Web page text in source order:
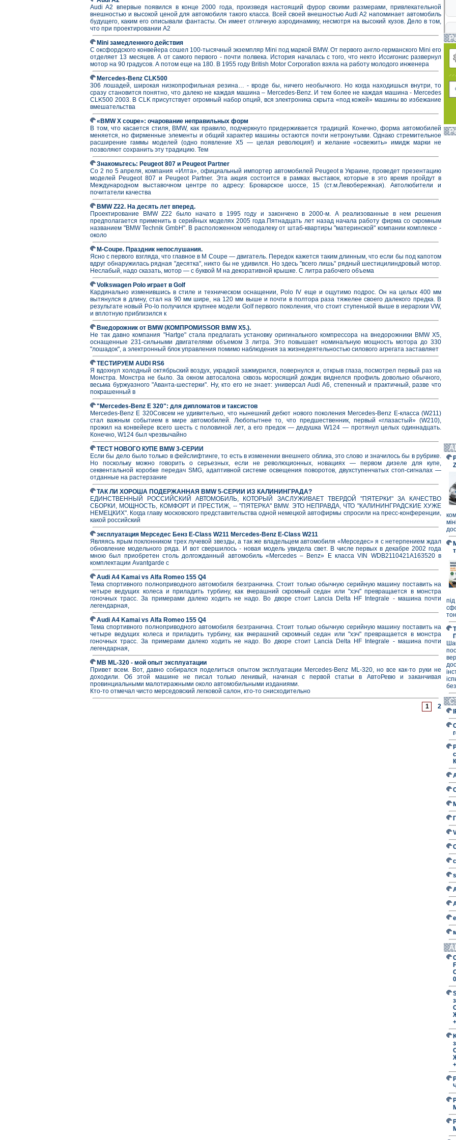
Audi A2 впервые появился в конце 2000 года, произведя настоящий фурор своими размерами, привлекательной
внешностью и высокой ценой для автомобиля такого класса. Всей своей внешностью Audi A2 напоминает автомобиль
будущего, каким его описывали фантасты. Он имеет отличную аэродинамику, несмотря на высокий кузов. Дело в том,
что при проектировании А2
Mini замедленного действия
С оксфордского конвейера сошел 100-тысячный экземпляр Mini под маркой BMW. От первого англо-германского Mini его
отделяет 13 месяцев. А от самого первого - почти полвека. История началась с того, что некто Иссигонис развернул
мотор на 90 градусов. А потом еще на 180. В 1955 году British Motor Corporation взяла на работу молодого инженера
Mercedes-Benz CLK500
306 лошадей, широкая низкопрофильная резина… - вроде бы, ничего необычного. Но когда находишься внутри, то
сразу становится понятно, что далеко не каждая машина – Mercedes-Benz. И тем более не каждая машина - Mercedes
CLK500 2003. В CLK присутствует огромный набор опций, вся электроника скрыта «под кожей» машины во избежание
вмешательства
«BMW X coupe»: очарование неправильных форм
В том, что касается стиля, BMW, как правило, подчеркнуто придерживается традиций. Конечно, форма автомобилей
меняется, но фирменные элементы и общий характер машины остаются почти нетронутыми. Однако стремительное
расширение гаммы моделей (одно появление X5 — целая революция!) и желание «освежить» имидж марки не
позволяют сохранить эту традицию. Тем
Знакомьтесь: Peugeot 807 и Peugeot Partner
Со 2 по 5 апреля, компания «Илта», официальный импортер автомобилей Peugeot в Украине, проведет презентацию
моделей Peugeot 807 и Peugeot Partner. Эта акция состоится в рамках выставок, которые в это время пройдут в
Международном выставочном центре по адресу: Броварское шоссе, 15 (ст.м.Левобережная). Автолюбители и
почитатели качества
BMW Z22. На десять лет вперед.
Проектирование BMW Z22 было начато в 1995 году и закончено в 2000-м. А реализованные в нем решения
предполагается применить в серийных моделях 2005 года.Пятнадцать лет назад начала работу фирма со скромным
названием "BMW Technik GmbH". В расположенном неподалеку от штаб-квартиры "материнской" компании комплексе -
около
M-Coupe. Праздник непослушания.
Ясно с первого взгляда, что главное в M Coupe — двигатель. Передок кажется таким длинным, что если бы под капотом
вдруг обнаружилась рядная "десятка", никто бы не удивился. Но здесь "всего лишь" рядный шестицилиндровый мотор.
Неслабый, надо сказать, мотор — с буквой М на декоративной крышке. С литра рабочего объема
Volkswagen Polo играет в Golf
Кардинально изменившись в стиле и техническом оснащении, Polo IV еще и ощутимо подрос. Он на целых 400 мм
вытянулся в длину, стал на 90 мм шире, на 120 мм выше и почти в полтора раза тяжелее своего далекого предка. В
результате новый Po-lo получился крупнее модели Golf первого поколения, что стоит ступенькой выше в иерархии VW,
и вплотную приблизился к
Внедорожник от BMW (КОМПРОМИSSОR BMW Х5.).
Не так давно компания "Hartge" стала предлагать установку оригинального компрессора на внедорожники BMW X5,
оснащенные 231-сильными двигателями объемом 3 литра. Это повышает номинальную мощность мотора до 330
"лошадок", а электронный блок управления помимо наблюдения за жизнедеятельностью силового агрегата заставляет
ТЕСТИРУЕМ AUDI RS6
Я вдохнул холодный октябрьский воздух, украдкой зажмурился, повернулся и, открыв глаза, посмотрел первый раз на
Монстра. Монстра не было. За окном автосалона сквозь моросящий дождик виднелся профиль довольно обычного,
весьма буржуазного "Аванта-шестерки". Ну, кто его не знает: универсал Audi A6, степенный и практичный, разве что
покрашенный в
"Mercedes-Benz E 320": для дипломатов и таксистов
Mercedes-Benz E 320Совсем не удивительно, что нынешний дебют нового поколения Mercedes-Benz E-класса (W211)
стал важным событием в мире автомобилей. Любопытнее то, что предшественник, первый «глазастый» (W210),
прожил на конвейере всего шесть с половиной лет, а его предок — дедушка W124 — протянул целых одиннадцать.
Конечно, W124 был чрезвычайно
ТЕСТ НОВОГО КУПЕ BMW 3-СЕРИИ
Если бы дело было только в фейслифтинге, то есть в изменении внешнего облика, это слово и значилось бы в рубрике.
Но поскольку можно говорить о серьезных, если не революционных, новациях — первом дизеле для купе,
секвентальной коробке передач SMG, адаптивной системе освещения поворотов, двухступенчатых стоп-сигналах —
отданные на растерзание
ТАК ЛИ ХОРОША ПОДЕРЖАННАЯ BMW 5-СЕРИИ ИЗ КАЛИНИНГРАДА?
ЕДИНСТВЕННЫЙ РОССИЙСКИЙ АВТОМОБИЛЬ, КОТОРЫЙ ЗАСЛУЖИВАЕТ ТВЕРДОЙ "ПЯТЕРКИ" ЗА КАЧЕСТВО
СБОРКИ, МОЩНОСТЬ, КОМФОРТ И ПРЕСТИЖ, -- "ПЯТЕРКА" BMW. ЭТО НЕПРАВДА, ЧТО "КАЛИНИНГРАДСКИЕ ХУЖЕ
НЕМЕЦКИХ". Когда главу московского представительства одной немецкой автофирмы спросили на пресс-конференции,
какой российский
эксплуатация Мерседес Бенз E-Class W211 Mercedes-Benz E-Class W211
Являясь ярым поклонником трех лучевой звезды, а так же владельцем автомобиля «Мерседес» я с нетерпением ждал
обновление модельного ряда. И вот свершилось - новая модель увидела свет. В числе первых в декабре 2002 года
мною был приобретен столь долгожданный автомобиль «Mercedes – Benz» Е класса VIN WDB2110421A163520 в
комплектации Avantgarde с
Audi A4 Kamai vs Alfa Romeo 155 Q4
Тема спортивного полноприводного автомобиля безгранична. Стоит только обычную серийную машину поставить на
четыре ведущих колеса и приладить турбину, как вчерашний скромный седан или "хэч" превращается в монстра
гоночных трасс. За примерами далеко ходить не надо. Во дворе стоит Lancia Delta HF Integrale - машина почти
легендарная,
Audi A4 Kamai vs Alfa Romeo 155 Q4
Тема спортивного полноприводного автомобиля безгранична. Стоит только обычную серийную машину поставить на
четыре ведущих колеса и приладить турбину, как вчерашний скромный седан или "хэч" превращается в монстра
гоночных трасс. За примерами далеко ходить не надо. Во дворе стоит Lancia Delta HF Integrale - машина почти
легендарная,
MB ML-320 - мой опыт эксплуатации
Привет всем. Вот, давно собирался поделиться опытом эксплуатации Mercedes-Benz ML-320, но все как-то руки не
доходили. Об этой машине не писал только ленивый, начиная с первой статьи в АвтоРевю и заканчивая
провинциальными малотиражными около автомобильными изданиями.
Кто-то отмечал чисто мерседовский легковой салон, кто-то снисходительно
1 2